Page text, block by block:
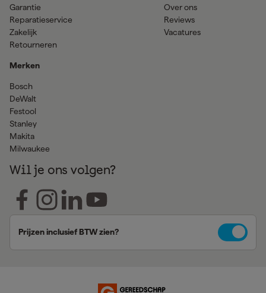
Garantie
Reparatieservice
Zakelijk
Retourneren
Merken
Bosch
DeWalt
Festool
Stanley
Makita
Milwaukee
Over ons
Reviews
Vacatures
Wil je ons volgen?
Prijzen inclusief BTW zien?